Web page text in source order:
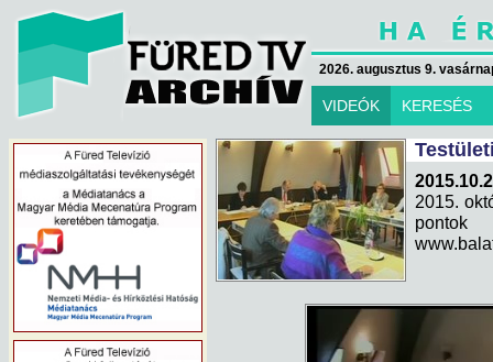
2026. augusztus 9.
VIDEÓK KERESÉS
2015.